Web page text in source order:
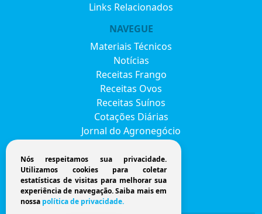
Links Relacionados
NAVEGUE
Materiais Técnicos
Notícias
Receitas Frango
Receitas Ovos
Receitas Suínos
Cotações Diárias
Jornal do Agronegócio
Envie seu currículo
FAVESU 2026
Fale Conosco
Nós respeitamos sua privacidade.
Utilizamos cookies para coletar
estatísticas de visitas para melhorar sua
experiência de navegação. Saiba mais em
nossa política de privacidade.